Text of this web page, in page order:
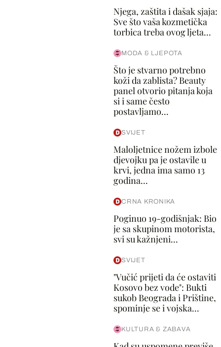
Njega, zaštita i dašak sjaja:
Sve što vaša kozmetička
torbica treba ovog ljeta...
MODA & LJEPOTA
Što je stvarno potrebno
koži da zablista? Beauty
panel otvorio pitanja koja
si i same često
postavljamo...
SVIJET
Maloljetnice nožem izbole
djevojku pa je ostavile u
krvi, jedna ima samo 13
godina...
CRNA KRONIKA
Poginuo 19-godišnjak: Bio
je sa skupinom motorista,
svi su kažnjeni...
SVIJET
"Vučić prijeti da će ostaviti
Kosovo bez vode": Bukti
sukob Beograda i Prištine,
spominje se i vojska...
KULTURA & ZABAVA